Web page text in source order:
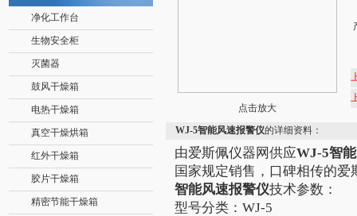
净化工作台
生物安全柜
灭菌器
鼓风干燥箱
电热干燥箱
真空干燥烘箱
红外干燥箱
胶片干燥箱
精密节能干燥箱
点击放大
WJ-5智能风速报警仪的详细资料：
由爱斯佩仪器网供应WJ-5智
国家规定销售，口碑相传的
智能风速报警仪技术参数：
型号分类：WJ-5